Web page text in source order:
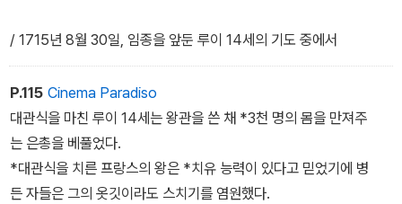
/ 1715년 8월 30일, 임종을 앞둔 루이 14세의 기도 중에서
P.115 Cinema Paradiso
대관식을 마친 루이 14세는 왕관을 쓴 채 *3천 명의 몸을 만져주
는 은총을 베풀었다.
*대관식을 치른 프랑스의 왕은 *치유 능력이 있다고 믿었기에 병
든 자들은 그의 옷깃이라도 스치기를 염원했다.